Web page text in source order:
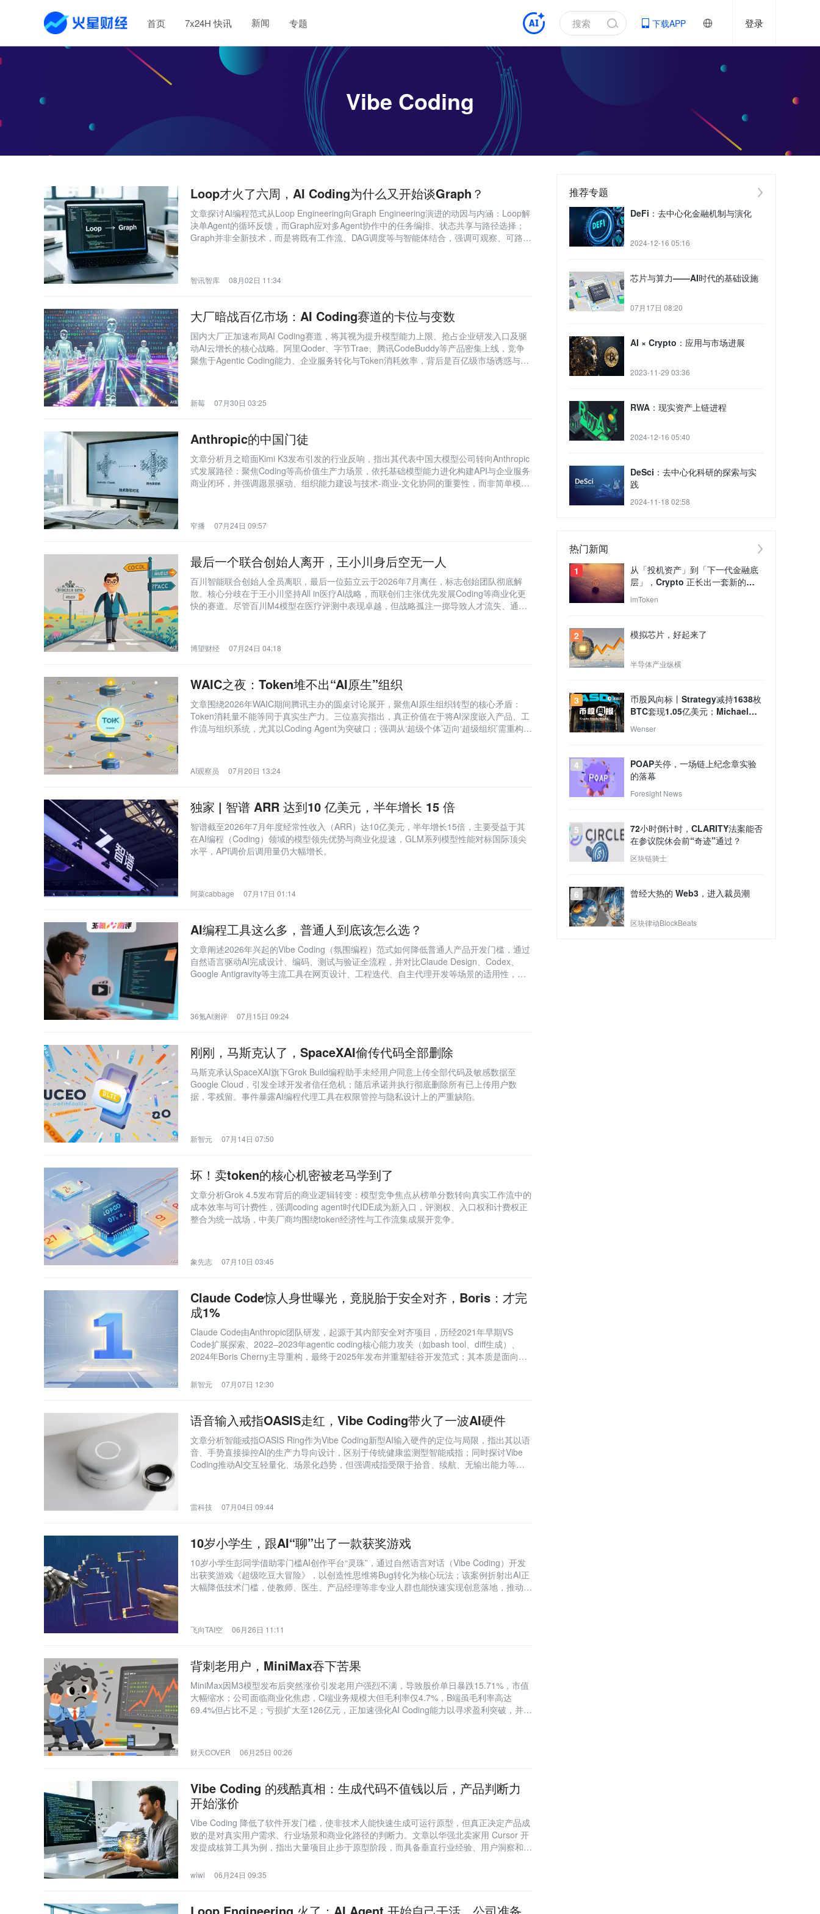
首页 7x24H 快讯 新闻 专题 下载APP 登录
Vibe Coding
Loop才火了六周，AI Coding为什么又开始谈Graph？
文章探讨AI编程范式从Loop Engineering向Graph Engineering演进的动因与内涵：Loop解
决单Agent的循环反馈，而Graph应对多Agent协作中的任务编排、状态共享与路径选择；
Graph并非全新技术，而是将既有工作流、DAG调度等与智能体结合，强调可观察、可路
智讯智库 08月02日 11:34
大厂暗战百亿市场：AI Coding赛道的卡位与变数
国内大厂正加速布局AI Coding赛道，将其视为提升模型能力上限、抢占企业研发入口及驱
动AI云增长的核心战略。阿里Qoder、字节Trae、腾讯CodeBuddy等产品密集上线，竞争
聚焦于Agentic Coding能力、企业服务转化与Token消耗效率，背后是百亿级市场诱惑与技
新莓 07月30日 03:25
Anthropic的中国门徒
文章分析月之暗面Kimi K3发布引发的行业反响，指出其代表中国大模型公司转向Anthropic
式发展路径：聚焦Coding等高价值生产力场景，依托基础模型能力进化构建API与企业服务
商业闭环，并强调愿景驱动、组织能力建设与技术-商业-文化协同的重要性，而非简单模仿
窄播 07月24日 09:57
最后一个联合创始人离开，王小川身后空无一人
百川智能联合创始人全员离职，最后一位茹立云于2026年7月离任，标志创始团队彻底解
散。核心分歧在于王小川坚持All in医疗AI战略，而联创们主张优先发展Coding等商业化更
快的赛道。尽管百川M4模型在医疗评测中表现卓越，但战略孤注一掷导致人才流失、通用
博望财经 07月24日 04:18
WAIC之夜：Token堆不出“AI原生”组织
文章围绕2026年WAIC期间腾讯主办的圆桌讨论展开，聚焦AI原生组织转型的核心矛盾：
Token消耗量不能等同于真实生产力。三位嘉宾指出，真正价值在于将AI深度嵌入产品、工
作流与组织系统，尤其以Coding Agent为突破口；强调从‘超级个体’迈向‘超级组织’需重构协
AI观察员 07月20日 13:24
独家 | 智谱 ARR 达到10 亿美元，半年增长 15 倍
智谱截至2026年7月年度经常性收入（ARR）达10亿美元，半年增长15倍，主要受益于其
在AI编程（Coding）领域的模型领先优势与商业化提速，GLM系列模型性能对标国际顶尖
水平，API调价后调用量仍大幅增长。
阿菜cabbage 07月17日 01:14
AI编程工具这么多，普通人到底该怎么选？
文章阐述2026年兴起的Vibe Coding（氛围编程）范式如何降低普通人产品开发门槛，通过
自然语言驱动AI完成设计、编码、测试与验证全流程，并对比Claude Design、Codex、
Google Antigravity等主流工具在网页设计、工程迭代、自主代理开发等场景的适用性，强
36氪AI测评 07月15日 09:24
刚刚，马斯克认了，SpaceXAI偷传代码全部删除
马斯克承认SpaceXAI旗下Grok Build编程助手未经用户同意上传全部代码及敏感数据至
Google Cloud，引发全球开发者信任危机；随后承诺并执行彻底删除所有已上传用户数
据，零残留。事件暴露AI编程代理工具在权限管控与隐私设计上的严重缺陷。
新智元 07月14日 07:50
坏！卖token的核心机密被老马学到了
文章分析Grok 4.5发布背后的商业逻辑转变：模型竞争焦点从榜单分数转向真实工作流中的
成本效率与可计费性，强调coding agent时代IDE成为新入口，评测权、入口权和计费权正
整合为统一战场，中美厂商均围绕token经济性与工作流集成展开竞争。
象先志 07月10日 03:45
Claude Code惊人身世曝光，竟脱胎于安全对齐，Boris：才完
成1%
Claude Code由Anthropic团队研发，起源于其内部安全对齐项目，历经2021年早期VS
Code扩展探索、2022–2023年agentic coding核心能力攻关（如bash tool、diff生成）、
2024年Boris Cherny主导重构，最终于2025年发布并重塑硅谷开发范式；其本质是面向真
新智元 07月07日 12:30
语音输入戒指OASIS走红，Vibe Coding带火了一波AI硬件
文章分析智能戒指OASIS Ring作为Vibe Coding新型AI输入硬件的定位与局限，指出其以语
音、手势直接操控AI的生产力导向设计，区别于传统健康监测型智能戒指；同时探讨Vibe
Coding推动AI交互轻量化、场景化趋势，但强调戒指受限于拾音、续航、无输出能力等短
雷科技 07月04日 09:44
10岁小学生，跟AI“聊”出了一款获奖游戏
10岁小学生彭同学借助零门槛AI创作平台“灵珠”，通过自然语言对话（Vibe Coding）开发
出获奖游戏《超级吃豆大冒险》，以创造性思维将Bug转化为核心玩法；该案例折射出AI正
大幅降低技术门槛，使教师、医生、产品经理等非专业人群也能快速实现创意落地，推动创
飞向TAI空 06月26日 11:11
背刺老用户，MiniMax吞下苦果
MiniMax因M3模型发布后突然涨价引发老用户强烈不满，导致股价单日暴跌15.71%，市值
大幅缩水；公司面临商业化焦虑，C端业务规模大但毛利率仅4.7%，B端虽毛利率高达
69.4%但占比不足；亏损扩大至126亿元，正加速强化AI Coding能力以寻求盈利突破，并推
财天COVER 06月25日 00:26
Vibe Coding 的残酷真相：生成代码不值钱以后，产品判断力
开始涨价
Vibe Coding 降低了软件开发门槛，使非技术人能快速生成可运行原型，但真正决定产品成
败的是对真实用户需求、行业场景和商业化路径的判断力。文章以华强北卖家用 Cursor 开
发提成核算工具为例，指出大量项目止步于原型阶段，而具备垂直行业经验、用户洞察和持
wiwi 06月24日 09:35
推荐专题
DeFi：去中心化金融机制与演化
2024-12-16 05:16
芯片与算力——AI时代的基础设施
07月17日 08:20
AI × Crypto：应用与市场进展
2023-11-29 03:36
RWA：现实资产上链进程
2024-12-16 05:40
DeSci：去中心化科研的探索与实
践
2024-11-18 02:58
热门新闻
1
从「投机资产」到「下一代金融底
层」，Crypto 正长出一套新的
TradFi 世界？
imToken
2 模拟芯片，好起来了
半导体产业纵横
3
币股风向标丨Strategy减持1638枚
BTC套现1.05亿美元；Michael
Saylor重申本人未出售任何比特
币，Strategy买卖行为与个人持仓
Wenser
4
POAP关停，一场链上纪念章实验
的落幕
Foresight News
5
72小时倒计时，CLARITY法案能否
在参议院休会前“奇迹”通过？
区块链骑士
6 曾经大热的 Web3，进入裁员潮
区块律动BlockBeats